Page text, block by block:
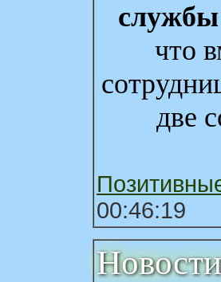
службы
что
две
00:46:19